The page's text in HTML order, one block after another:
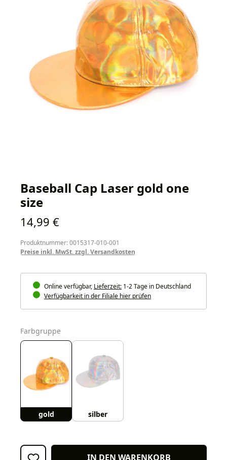
Baseball Cap Laser gold one
size
Regulärer Preis:
14,99 €
Produktnummer: 0015317-010-001
Preise inkl. MwSt. zzgl. Versandkosten
Online verfügbar, Lieferzeit: 1-2 Tage in Deutschland
Verfügbarkeit in der Filiale hier prüfen
Farbgruppe
gold silber
IN DEN WARENKORB